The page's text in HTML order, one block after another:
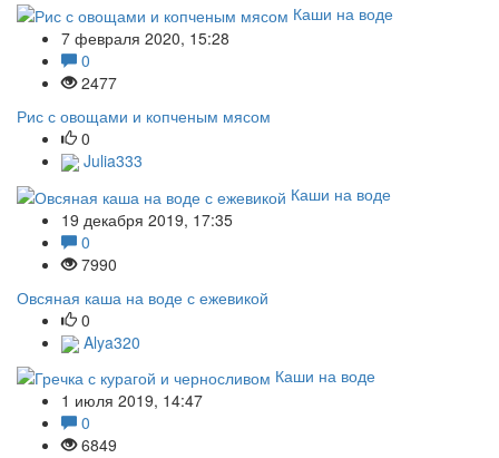
Каши на воде
7 февраля 2020, 15:28
0
2477
Рис с овощами и копченым мясом
0
Julia333
Каши на воде
19 декабря 2019, 17:35
0
7990
Овсяная каша на воде с ежевикой
0
Alya320
Каши на воде
1 июля 2019, 14:47
0
6849